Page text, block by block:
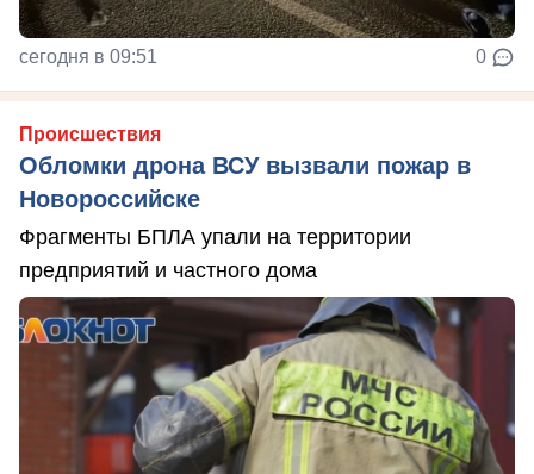
сегодня в 09:51 0
Происшествия
Обломки дрона ВСУ вызвали пожар в
Новороссийске
Фрагменты БПЛА упали на территории
предприятий и частного дома